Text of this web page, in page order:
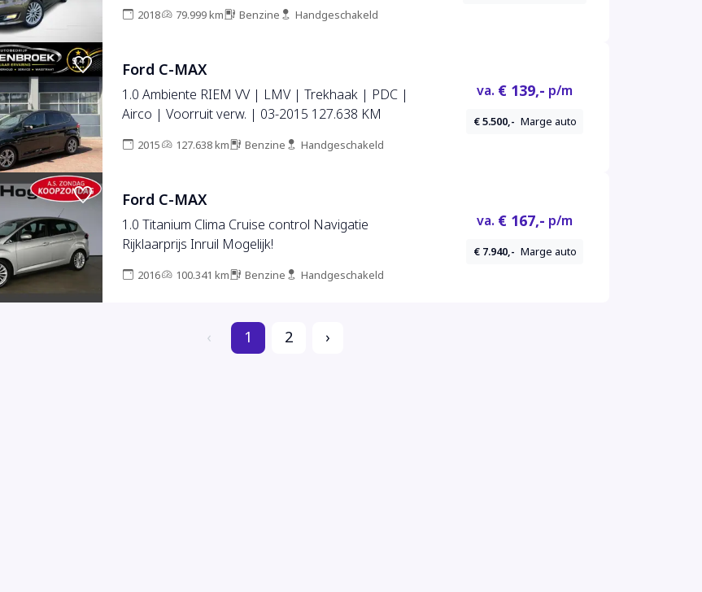
2018 79.999 km Benzine Handgeschakeld
Ford C-MAX
1.0 Ambiente RIEM VV | LMV | Trekhaak | PDC |
Airco | Voorruit verw. | 03-2015 127.638 KM
2015 127.638 km Benzine Handgeschakeld
va. € 139,- p/m
€ 5.500,- Marge auto
Ford C-MAX
1.0 Titanium Clima Cruise control Navigatie
Rijklaarprijs Inruil Mogelijk!
2016 100.341 km Benzine Handgeschakeld
va. € 167,- p/m
€ 7.940,- Marge auto
‹ 1 2 ›